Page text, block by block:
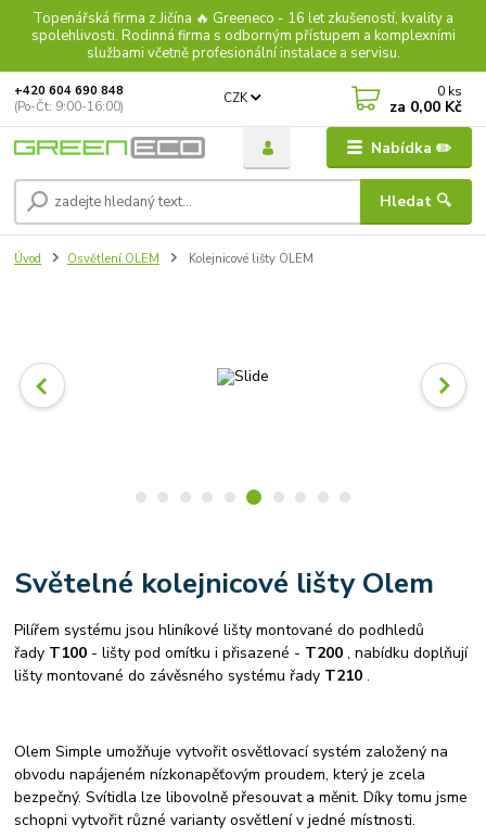
Topenářská firma z Jičína 🔥 Greeneco - 16 let zkušeností, kvality a
spolehlivosti. Rodinná firma s odborným přístupem a komplexními
službami včetně profesionální instalace a servisu.
Nabídka ✏️
CZK
Hledat 🔍
+420 604 690 848
(Po-Čt: 9:00-16:00)
0 ks
za 0,00 Kč
Úvod Osvětlení OLEM Kolejnicové lišty OLEM
Světelné kolejnicové lišty Olem
Pilířem systému jsou hliníkové lišty montované do podhledů
řady T100 - lišty pod omítku i přisazené - T200 , nabídku doplňují
lišty montované do závěsného systému řady T210 .
Olem Simple umožňuje vytvořit osvětlovací systém založený na
obvodu napájeném nízkonapěťovým proudem, který je zcela
bezpečný. Svítidla lze libovolně přesouvat a měnit. Díky tomu jsme
schopni vytvořit různé varianty osvětlení v jedné místnosti.